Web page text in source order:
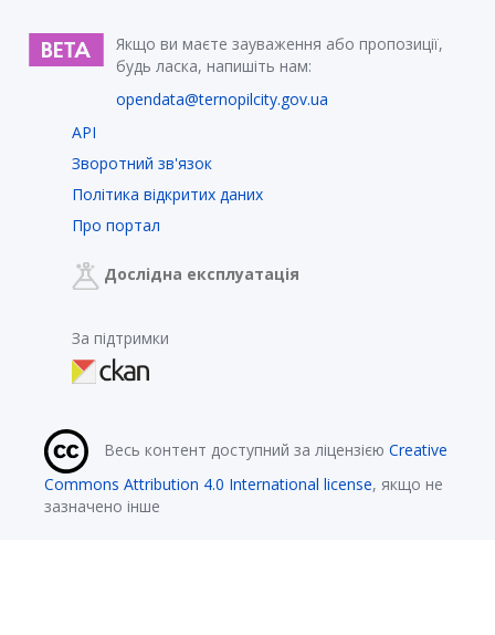
Якщо ви маєте зауваження або пропозиції,
будь ласка, напишіть нам:
opendata@ternopilcity.gov.ua
API
Зворотний зв'язок
Політика відкритих даних
Про портал
Дослідна експлуатація
За підтримки
Весь контент доступний за ліцензією Creative
Commons Attribution 4.0 International license, якщо не
зазначено інше